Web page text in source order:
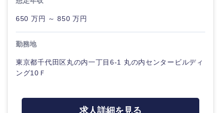
650 万円 ～ 850 万円
勤務地
東京都千代田区丸の内一丁目6-1 丸の内センタービルディ
ング10Ｆ
求人詳細を見る